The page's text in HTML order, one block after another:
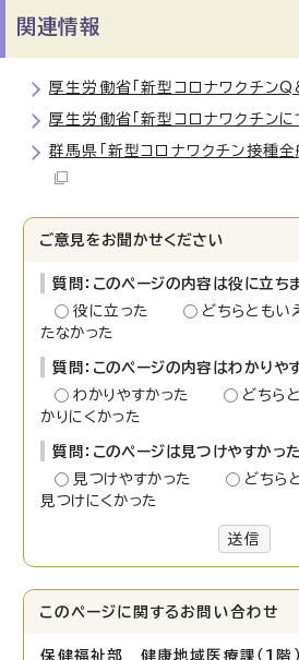
関連情報
厚生労働省「新型コロナワクチン
厚生労働省「新型コロナワクチンに
群馬県「新型コロナワクチン接種全
ご意見をお聞かせください
質問：このページの内容は役に立ち
役に立った
どちらとも
たなかった
質問：このページの内容はわかりや
わかりやすかった
どちら
かりにくかった
質問：このページは見つけやすかっ
見つけやすかった
どちら
見つけにくかった
送信
このページに関する お問い合わせ
保健福祉部 健康地域医療課（1階）